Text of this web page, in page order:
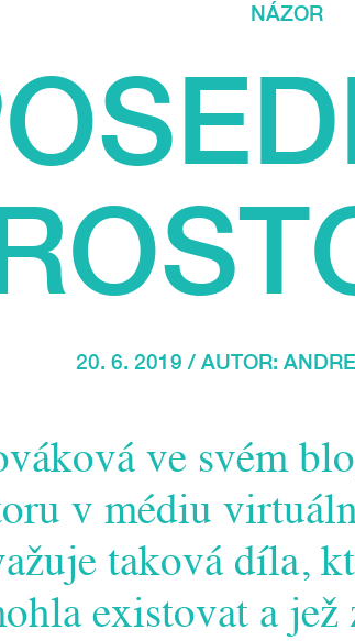
NÁZOR
20. 6. 2019 / AUTOR:
ve svém
v médiu
taková díla,
existovat a jež